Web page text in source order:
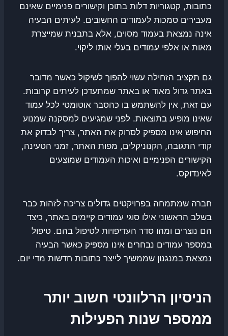
כתובות, קטגוריות דלות בתוכן וקישורים פנימיים שאינם
מעבירים סמכות לעמודים החשובים. לעיתים הבעיה
אינה נמצאת בעמוד מסוים, אלא בתבנית שמייצרת
מאות או אלפי עמודים בעלי אותו ליקוי.
גם תקציב הזחילה עשוי להפוך לשיקול כאשר מדובר
באתר גדול מאוד או באתר שמתעדכן לעיתים קרובות.
עם זאת, אין להשתמש בו כהסבר אוטומטי לכל עמוד
שאינו מופיע בתוצאות. לפני שמגיעים למסקנה שמנוע
החיפוש אינו מספיק לסרוק את האתר, צריך לבדוק את
קודי התגובה, הקנוניקלים, מפות האתר, זמני הטעינה,
הקישורים הפנימיים ואיכות העמודים שמוצעים
לאינדוקס.
חברה שמתמחה בפרויקטים גדולים צריכה לזהות כבר
בשלב הראשוני אילו סוגי עמודים קיימים באתר, כיצד
הם נוצרים ומהו סדר העדיפויות לטיפול בהם. טיפול
במספר עמודים נבחרים אינו מספיק כאשר הבעיה
נמצאת במנגנון שממשיך לייצר כתובות חדשות מדי יום.
הניסיון הרלוונטי חשוב יותר
ממספר שנות הפעילות